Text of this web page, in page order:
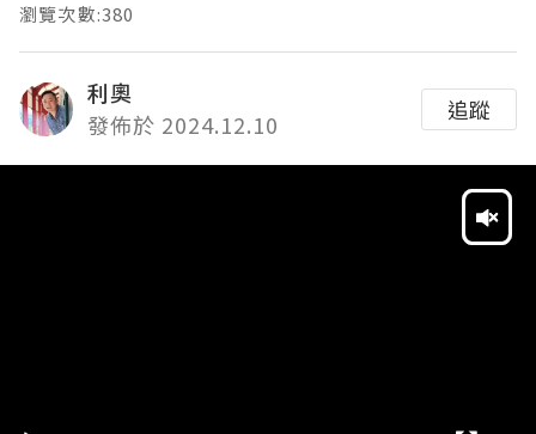
瀏覽次數:380
利奧
發佈於 2024.12.10
追蹤